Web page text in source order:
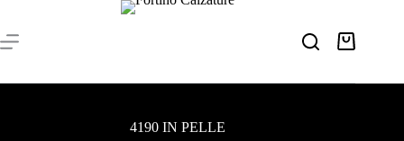
contenuto
Carrello
4190 IN PELLE